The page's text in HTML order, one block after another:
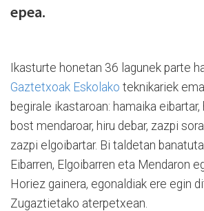
epea.
Ikasturte honetan 36 lagunek parte
Gaztetxoak Eskolako teknikariek
begirale ikastaroan: hamaika eibartar,
bost mendaroar, hiru debar, zazpi
zazpi elgoibartar. Bi taldetan
Eibarren, Elgoibarren eta Mendaron
Horiez gainera, egonaldiak ere egin
Zugaztietako aterpetxean.